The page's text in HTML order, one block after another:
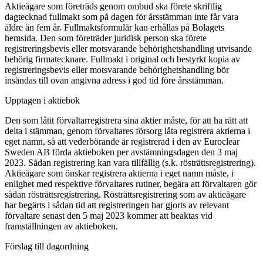
Aktieägare som företräds genom ombud ska förete skriftlig
dagtecknad fullmakt som på dagen för årsstämman inte får vara
äldre än fem år. Fullmaktsformulär kan erhållas på Bolagets
hemsida. Den som företräder juridisk person ska förete
registreringsbevis eller motsvarande behörighetshandling utvisande
behörig firmatecknare. Fullmakt i original och bestyrkt kopia av
registreringsbevis eller motsvarande behörighetshandling bör
insändas till ovan angivna adress i god tid före årsstämman.
Upptagen i aktiebok
Den som låtit förvaltarregistrera sina aktier måste, för att ha rätt att
delta i stämman, genom förvaltares försorg låta registrera aktierna i
eget namn, så att vederbörande är registrerad i den av Euroclear
Sweden AB förda aktieboken per avstämningsdagen den 3 maj
2023. Sådan registrering kan vara tillfällig (s.k. rösträttsregistrering).
Aktieägare som önskar registrera aktierna i eget namn måste, i
enlighet med respektive förvaltares rutiner, begära att förvaltaren gör
sådan rösträttsregistrering. Rösträttsregistrering som av aktieägare
har begärts i sådan tid att registreringen har gjorts av relevant
förvaltare senast den 5 maj 2023 kommer att beaktas vid
framställningen av aktieboken.
Förslag till dagordning